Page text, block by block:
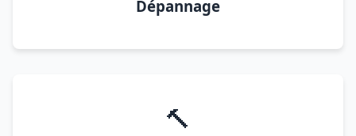
Dépannage
🔨